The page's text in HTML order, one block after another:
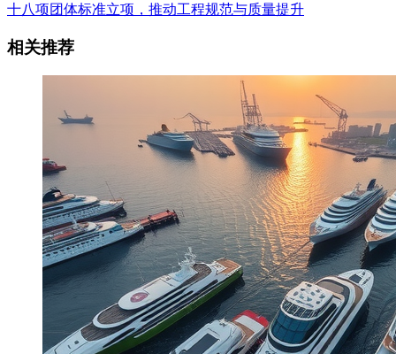
十八项团体标准立项，推动工程规范与质量提升
相关推荐